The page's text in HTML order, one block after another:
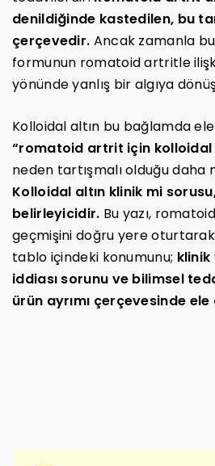
denildiğinde kastedilen, bu
çerçevedir. Ancak zamanla
formunun romatoid artritle
yönünde yanlış bir algıya
Kolloidal altın bu bağlamda ele
“romatoid artrit için kolloidal
neden tartışmalı olduğu daha
Kolloidal altın klinik mi
belirleyicidir. Bu yazı,
geçmişini doğru yere
tablo içindeki konumunu;
iddiası sorunu ve bilimsel
ürün ayrımı çerçevesinde